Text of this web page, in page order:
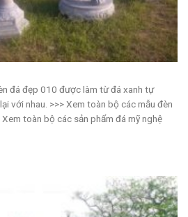
đá đẹp 010 được làm từ đá xanh tự
với nhau. >>> Xem toàn bộ các mẫu đèn
toàn bộ các sản phẩm đá mỹ nghệ